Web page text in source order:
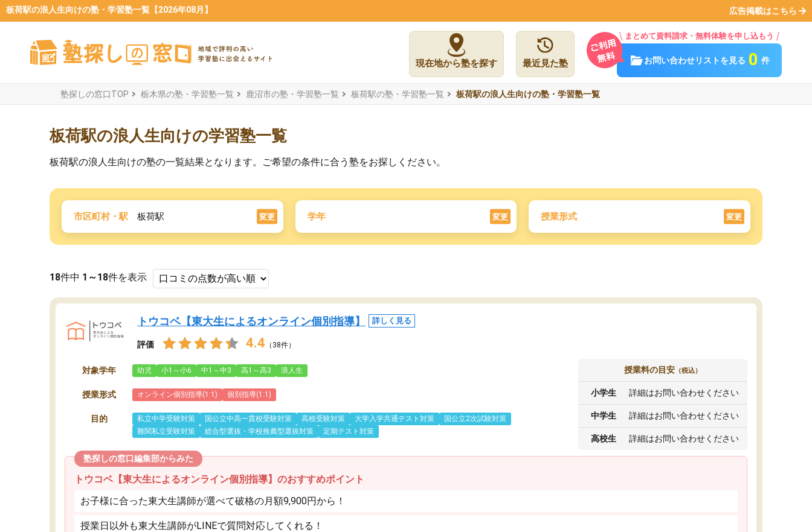
板荷駅の浪人生向けの塾・学習塾一覧【2026年08月】 広告掲載はこちら
現在地から塾を探す 最近見た塾
まとめて資料請求・無料体験を申し込もう
お問い合わせリストを見る 0 件
塾探しの窓口TOP 栃木県の塾・学習塾一覧 鹿沼市の塾・学習塾一覧 板荷駅の塾・学習塾一覧 板荷駅の浪人生向けの塾・学習塾一覧
板荷駅の浪人生向けの学習塾一覧
板荷駅の浪人生向けの塾の一覧結果となります。ご希望の条件に合う塾をお探しください。
市区町村・駅 板荷駅 変更 学年 変更 授業形式 変更
18件中 1～18件を表示
トウコベ【東大生によるオンライン個別指導】 詳しく見る
評価 4.4 （38件）
対象学年 幼児 小1～小6 中1～中3 高1～高3 浪人生
授業形式 オンライン個別指導(1:1) 個別指導(1:1)
目的 私立中学受験対策 国公立中高一貫校受験対策 高校受験対策 大学入学共通テスト対策
国公立2次試験対策
難関私立受験対策
総合型選抜・学校推薦型選抜対策 定期テスト対策
授業料の目安 （税込）
小学生 詳細はお問い合わせください
中学生 詳細はお問い合わせください
高校生 詳細はお問い合わせください
塾探しの窓口編集部からみた
トウコベ【東大生によるオンライン個別指導】のおすすめポイント
お子様に合った東大生講師が選べて破格の月額9,900円から！
授業日以外も東大生講師がLINEで質問対応してくれる！